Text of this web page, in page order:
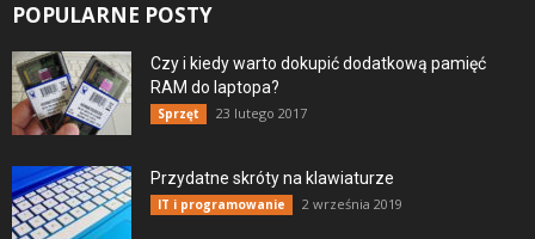
POPULARNE POSTY
Czy i kiedy warto dokupić dodatkową pamięć
RAM do laptopa?
Sprzęt 23 lutego 2017
Przydatne skróty na klawiaturze
IT i programowanie 2 września 2019